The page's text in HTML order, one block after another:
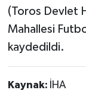
(Toros Devlet
Mahallesi
kaydedildi.
Kaynak: İHA